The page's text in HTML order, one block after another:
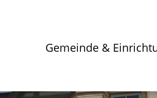
Gemeinde &